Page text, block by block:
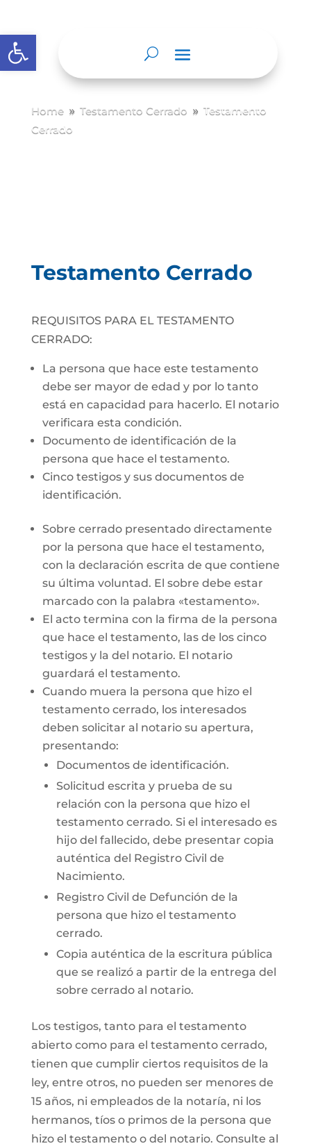
Abrir barra de herramientas
Home 9 Testamento Cerrado 9 Testamento
Cerrado
Testamento Cerrado
REQUISITOS PARA EL TESTAMENTO
CERRADO:
La persona que hace este testamento
debe ser mayor de edad y por lo tanto
está en capacidad para hacerlo. El notario
verificara esta condición.
Documento de identificación de la
persona que hace el testamento.
Cinco testigos y sus documentos de
identificación.
Sobre cerrado presentado directamente
por la persona que hace el testamento,
con la declaración escrita de que contiene
su última voluntad. El sobre debe estar
marcado con la palabra «testamento».
El acto termina con la firma de la persona
que hace el testamento, las de los cinco
testigos y la del notario. El notario
guardará el testamento.
Cuando muera la persona que hizo el
testamento cerrado, los interesados
deben solicitar al notario su apertura,
presentando:
Documentos de identificación.
Solicitud escrita y prueba de su
relación con la persona que hizo el
testamento cerrado. Si el interesado es
hijo del fallecido, debe presentar copia
auténtica del Registro Civil de
Nacimiento.
Registro Civil de Defunción de la
persona que hizo el testamento
cerrado.
Copia auténtica de la escritura pública
que se realizó a partir de la entrega del
sobre cerrado al notario.
Los testigos, tanto para el testamento
abierto como para el testamento cerrado,
tienen que cumplir ciertos requisitos de la
ley, entre otros, no pueden ser menores de
15 años, ni empleados de la notaría, ni los
hermanos, tíos o primos de la persona que
hizo el testamento o del notario. Consulte al